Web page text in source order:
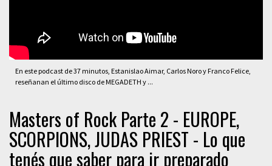
En este podcast de 37 minutos, Estanislao Aimar, Carlos Noro y Franco Felice,
reseñanan el último disco de MEGADETH y ...
Masters of Rock Parte 2 - EUROPE,
SCORPIONS, JUDAS PRIEST - Lo que
tenés que saber para ir preparado